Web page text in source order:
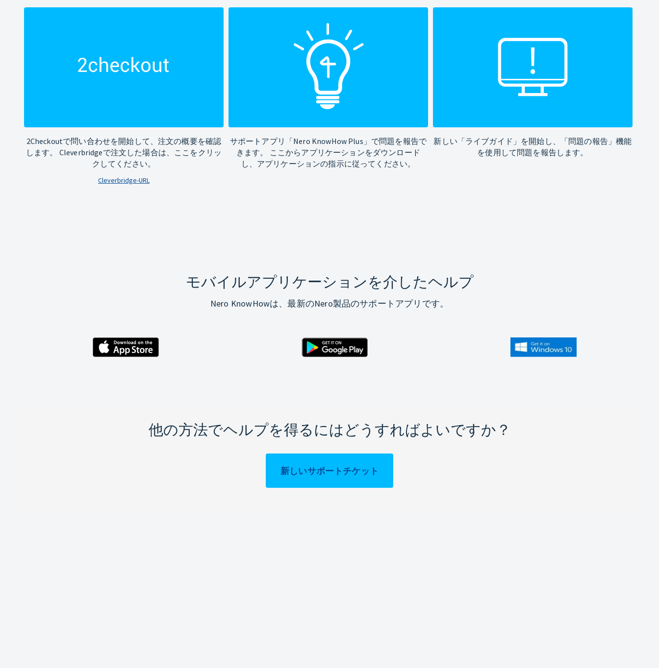
2Checkoutで問い合わせを開始して、注文の概要を確認
します。 Cleverbridgeで注文した場合は、ここをクリッ
クしてください。
Cleverbridge-URL
サポートアプリ「Nero KnowHow Plus」で問題を報告で
きます。 ここからアプリケーションをダウンロード
し、アプリケーションの指示に従ってください。
新しい「ライブガイド」を開始し、「問題の報告」機能
を使用して問題を報告します。
モバイルアプリケーションを介したヘルプ
Nero KnowHowは、最新のNero製品のサポートアプリです。
他の方法でヘルプを得るにはどうすればよいですか？
新しいサポートチケット